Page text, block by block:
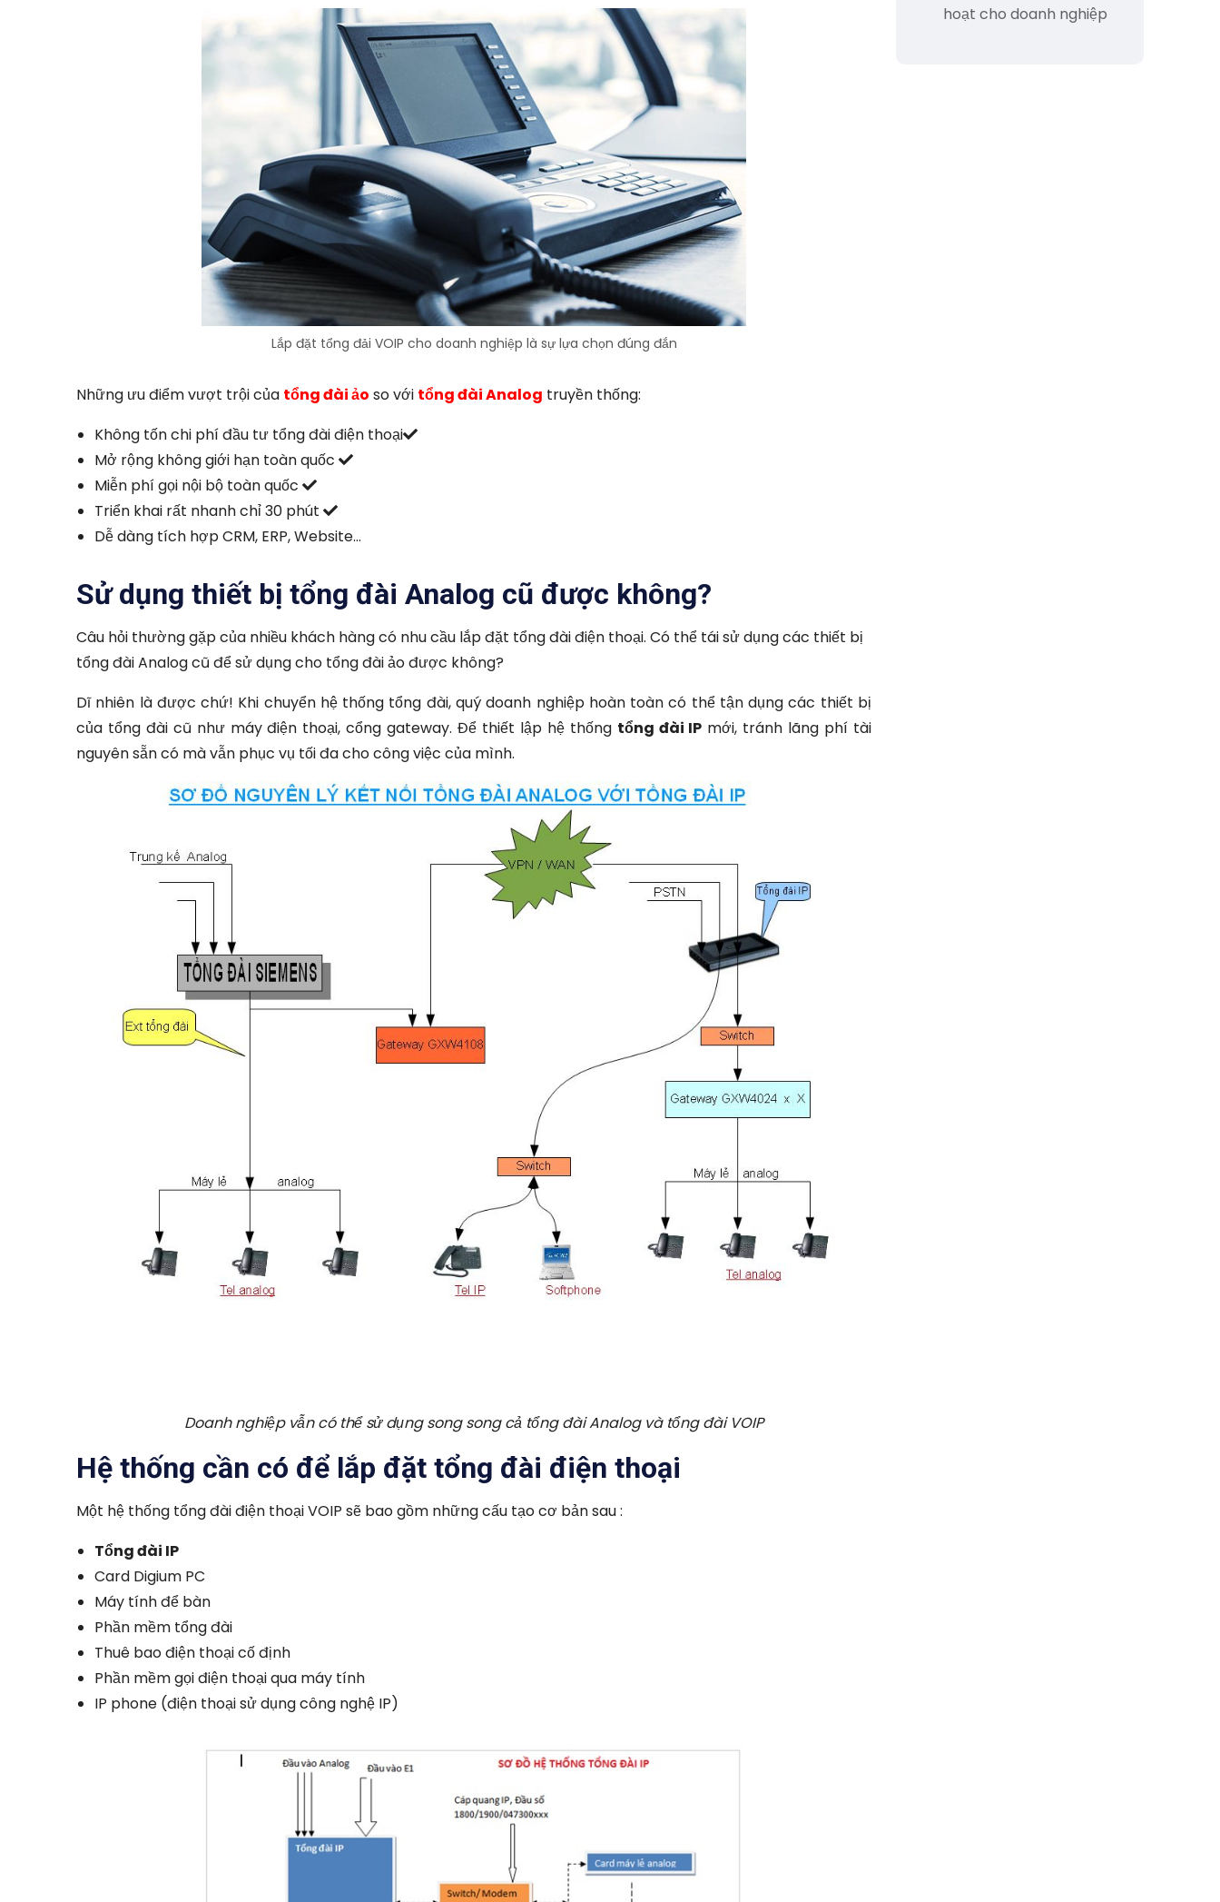
Lắp đặt tổng đải VOIP cho doanh nghiệp là sự lựa chọn đúng đắn
Những ưu điểm vượt trội của tổng đài ảo so với tổng đài Analog truyền thống:
Không tốn chi phí đầu tư tổng đài điện thoại
Mở rộng không giới hạn toàn quốc
Miễn phí gọi nội bộ toàn quốc
Triển khai rất nhanh chỉ 30 phút
Dễ dàng tích hợp CRM, ERP, Website…
Sử dụng thiết bị tổng đài Analog cũ được không?
Câu hỏi thường gặp của nhiều khách hàng có nhu cầu lắp đặt tổng đài điện thoại. Có thể tái sử dụng các thiết bị
tổng đài Analog cũ để sử dụng cho tổng đài ảo được không?
Dĩ nhiên là được chứ! Khi chuyển hệ thống tổng đài, quý doanh nghiệp hoàn toàn có thể tận dụng các thiết bị
của tổng đài cũ như máy điện thoại, cổng gateway. Để thiết lập hệ thống tổng đài IP mới, tránh lãng phí tài
nguyên sẵn có mà vẫn phục vụ tối đa cho công việc của mình.
Doanh nghiệp vẫn có thể sử dụng song song cả tổng đài Analog và tổng đài VOIP
Hệ thống cần có để lắp đặt tổng đài điện thoại
Một hệ thống tổng đài điện thoại VOIP sẽ bao gồm những cấu tạo cơ bản sau :
Tổng đài IP
Card Digium PC
Máy tính để bàn
Phần mềm tổng đài
Thuê bao điện thoại cố định
Phần mềm gọi điện thoại qua máy tính
IP phone (điện thoại sử dụng công nghệ IP)
hoạt cho doanh nghiệp